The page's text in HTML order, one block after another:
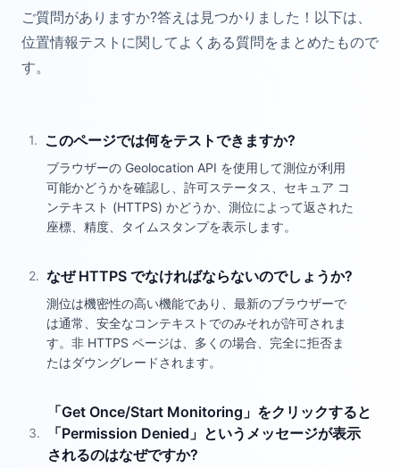
ご質問がありますか?答えは見つかりました！以下は、
位置情報テストに関してよくある質問をまとめたもので
す。
1. このページでは何をテストできますか?
ブラウザーの Geolocation API を使用して測位が利用
可能かどうかを確認し、許可ステータス、セキュア コ
ンテキスト (HTTPS) かどうか、測位によって返された
座標、精度、タイムスタンプを表示します。
2. なぜ HTTPS でなければならないのでしょうか?
測位は機密性の高い機能であり、最新のブラウザーで
は通常、安全なコンテキストでのみそれが許可されま
す。非 HTTPS ページは、多くの場合、完全に拒否ま
たはダウングレードされます。
3.
「Get Once/Start Monitoring」をクリックすると
「Permission Denied」というメッセージが表示
されるのはなぜですか?